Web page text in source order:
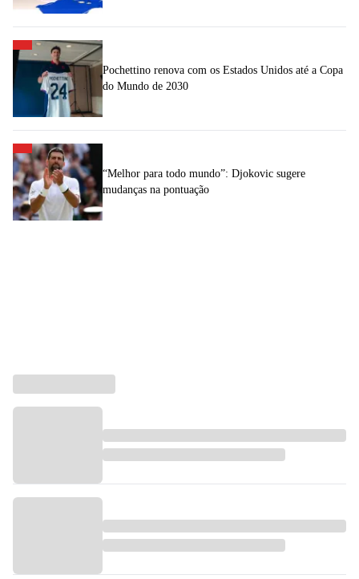
Pochettino renova com os Estados Unidos até a Copa
do Mundo de 2030
“Melhor para todo mundo”: Djokovic sugere
mudanças na pontuação